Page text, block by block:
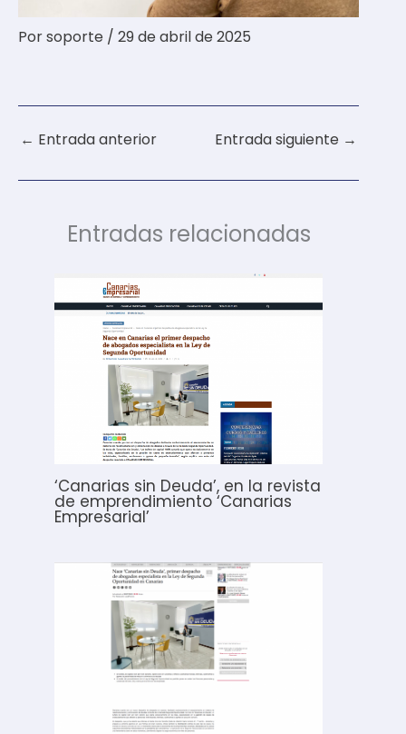
Porsoporte / 29 de abril de 2025
← Entrada anterior Entrada siguiente →
Entradas relacionadas
‘Canarias sin Deuda’, en la revista
de emprendimiento ‘Canarias
Empresarial’